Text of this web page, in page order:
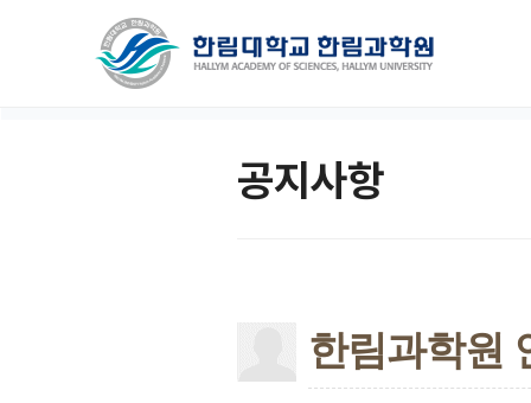
공지사항
한림과학원